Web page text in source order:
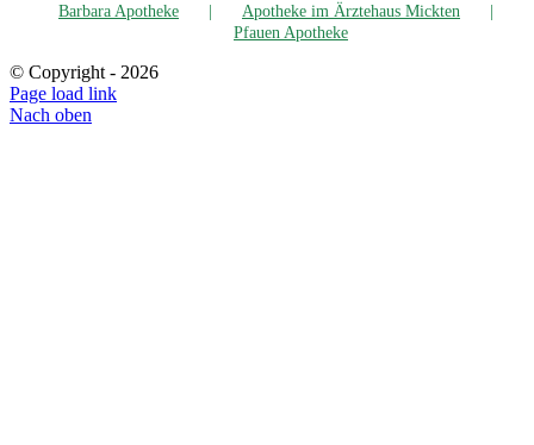
Bar­ba­ra Apotheke
Apo­the­ke im Ärz­te­haus Mickten
Pfau­en Apotheke
© Copyright - 2026
Page load link
Nach oben